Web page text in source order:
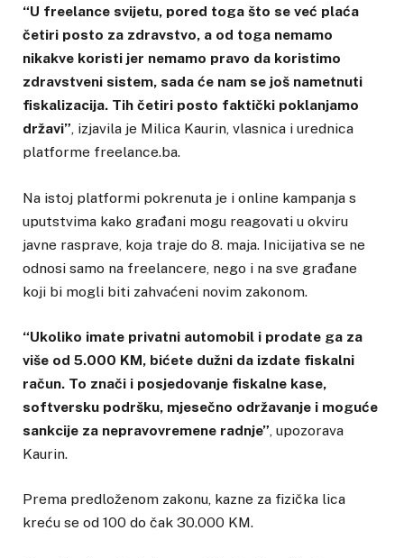
“U freelance svijetu, pored toga što se već plaća
četiri posto za zdravstvo, a od toga nemamo
nikakve koristi jer nemamo pravo da koristimo
zdravstveni sistem, sada će nam se još nametnuti
fiskalizacija. Tih četiri posto faktički poklanjamo
državi”, izjavila je Milica Kaurin, vlasnica i urednica
platforme freelance.ba.
Na istoj platformi pokrenuta je i online kampanja s
uputstvima kako građani mogu reagovati u okviru
javne rasprave, koja traje do 8. maja. Inicijativa se ne
odnosi samo na freelancere, nego i na sve građane
koji bi mogli biti zahvaćeni novim zakonom.
“Ukoliko imate privatni automobil i prodate ga za
više od 5.000 KM, bićete dužni da izdate fiskalni
račun. To znači i posjedovanje fiskalne kase,
softversku podršku, mjesečno održavanje i moguće
sankcije za nepravovremene radnje” , upozorava
Kaurin.
Prema predloženom zakonu, kazne za fizička lica
kreću se od 100 do čak 30.000 KM.